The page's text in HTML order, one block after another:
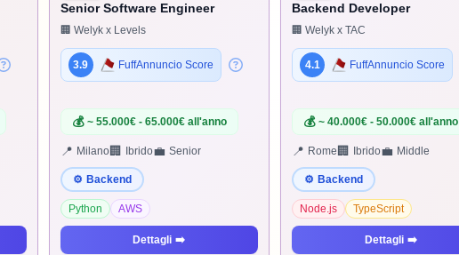
Senior Software Engineer
🏢 Welyk x Levels
3.9 FuffAnnuncio Score
💰 ~ 55.000€ - 65.000€ all'anno
📍 Milano🏢 Ibrido💼 Senior
⚙️ Backend
Python AWS
Dettagli ➡️
Backend Developer
🏢 Welyk x TAC
4.1 FuffAnnuncio Score
💰 ~ 40.000€ - 50.000€ all'anno
📍 Rome 🏢 Ibrido💼 Middle
⚙️ Backend
Node.js TypeScript
Dettagli ➡️